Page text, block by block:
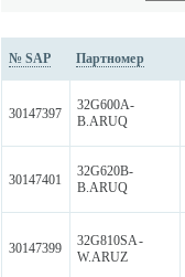
№ SAP Партномер
30147397
32G600A-
B.ARUQ
30147401
32G620B-
B.ARUQ
30147399
32G810SA-
W.ARUZ